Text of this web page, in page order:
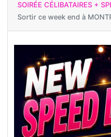
SOIRÉE CÉLIBATAIRES +
Sortir ce week end à